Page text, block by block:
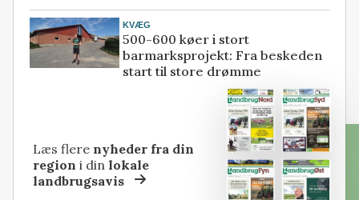
KVÆG
500-600 køer i stort
barmarksprojekt: Fra beskeden
start til store drømme
Læs flere nyheder fra din
region i dinlokale
landbrugsavis